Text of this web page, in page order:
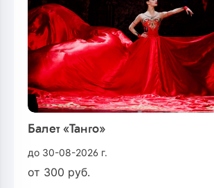
Балет «Танго»
до 30-08-2026 г.
от 300 руб.